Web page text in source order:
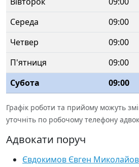
Середа
09:00
Четвер
09:00
П'ятниця
09:00
Субота
09:00
Графік роботи та прийому можуть
уточніть по робочому телефону
Адвокати поруч
Євдокимов Євген